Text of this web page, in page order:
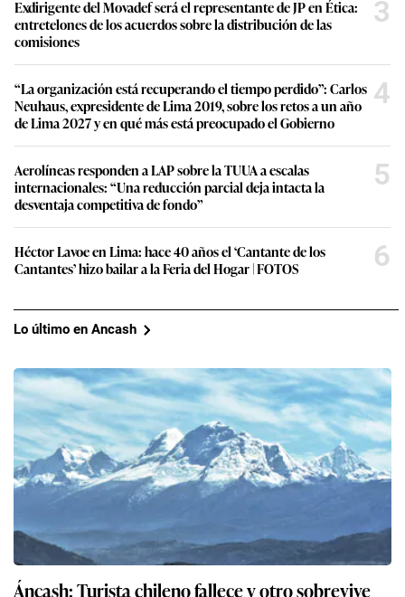
Exdirigente del Movadef será el representante de JP en Ética:
entretelones de los acuerdos sobre la distribución de las
comisiones
3
“La organización está recuperando el tiempo perdido”: Carlos
Neuhaus, expresidente de Lima 2019, sobre los retos a un año
de Lima 2027 y en qué más está preocupado el Gobierno
4
Aerolíneas responden a LAP sobre la TUUA a escalas
internacionales: “Una reducción parcial deja intacta la
desventaja competitiva de fondo”
5
Héctor Lavoe en Lima: hace 40 años el ‘Cantante de los
Cantantes’ hizo bailar a la Feria del Hogar | FOTOS
6
Lo último en Ancash
Áncash: Turista chileno fallece y otro sobrevive